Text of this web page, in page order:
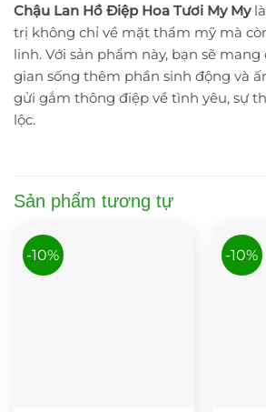
Chậu Lan Hồ Điệp Hoa Tươi My Mylà
trị không chỉ về mặt thẩm mỹ mà
linh. Với sản phẩm này, bạn sẽ
gian sống thêm phần sinh động và
gửi gắm thông điệp về tình yêu, sự
lộc.
Sản phẩm tương tự
-10% -10%